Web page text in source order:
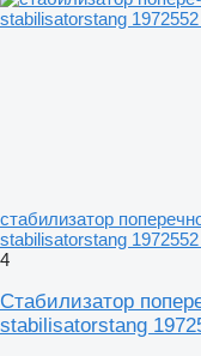
стабилизатор
stabilisatorstang
4
Стабилизатор
stabilisatorstang